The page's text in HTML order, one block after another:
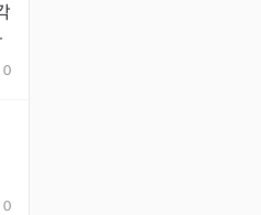
0
0